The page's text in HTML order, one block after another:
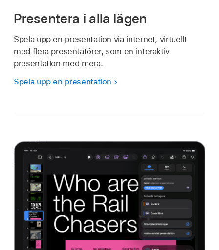
Presentera i alla lägen
Spela upp en presentation via internet, virtuellt
med flera presentatörer, som en interaktiv
presentation med mera.
Spela upp en presentation